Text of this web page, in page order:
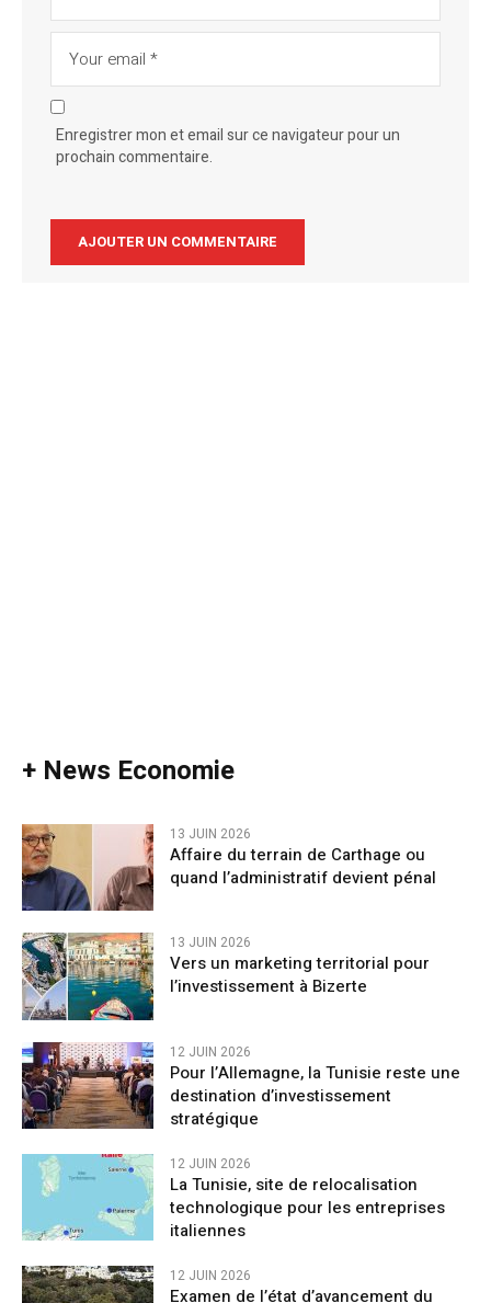
Enregistrer mon et email sur ce navigateur pour un
prochain commentaire.
+ News Economie
13 JUIN 2026
Affaire du terrain de Carthage ou
quand l’administratif devient pénal
13 JUIN 2026
Vers un marketing territorial pour
l’investissement à Bizerte
12 JUIN 2026
Pour l’Allemagne, la Tunisie reste une
destination d’investissement
stratégique
12 JUIN 2026
La Tunisie, site de relocalisation
technologique pour les entreprises
italiennes
12 JUIN 2026
Examen de l’état d’avancement du